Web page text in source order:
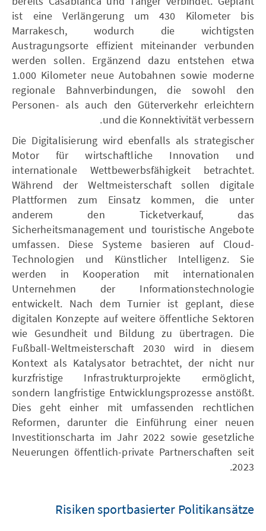
ist eine Verlängerung um 430 Kilometer bis
Marrakesch, wodurch die wichtigsten
Austragungsorte effizient miteinander verbunden
werden sollen. Ergänzend dazu entstehen etwa
1.000 Kilometer neue Autobahnen sowie moderne
regionale Bahnverbindungen, die sowohl den
Personen- als auch den Güterverkehr erleichtern
und die Konnektivität verbessern.
Die Digitalisierung wird ebenfalls als strategischer
Motor für wirtschaftliche Innovation und
internationale Wettbewerbsfähigkeit betrachtet.
Während der Weltmeisterschaft sollen digitale
Plattformen zum Einsatz kommen, die unter
anderem den Ticketverkauf, das
Sicherheitsmanagement und touristische Angebote
umfassen. Diese Systeme basieren auf Cloud-
Technologien und Künstlicher Intelligenz. Sie
werden in Kooperation mit internationalen
Unternehmen der Informationstechnologie
entwickelt. Nach dem Turnier ist geplant, diese
digitalen Konzepte auf weitere öffentliche Sektoren
wie Gesundheit und Bildung zu übertragen. Die
Fußball-Weltmeisterschaft 2030 wird in diesem
Kontext als Katalysator betrachtet, der nicht nur
kurzfristige Infrastrukturprojekte ermöglicht,
sondern langfristige Entwicklungsprozesse anstößt.
Dies geht einher mit umfassenden rechtlichen
Reformen, darunter die Einführung einer neuen
Investitionscharta im Jahr 2022 sowie gesetzliche
Neuerungen öffentlich-private Partnerschaften seit
2023.
Risiken sportbasierter Politikansätze